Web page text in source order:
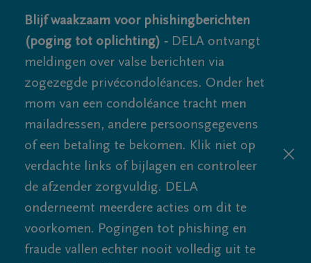
Blijf waakzaam voor phishingberichten
(poging tot oplichting) - DELA ontvangt
meldingen over valse berichten via
zogezegde privécondoléances. Onder het
mom van een condoléance tracht men
mailadressen, andere persoonsgegevens
of een betaling te bekomen. Klik niet op
verdachte links of bijlagen en controleer
de afzender zorgvuldig. DELA
onderneemt meerdere acties om dit te
voorkomen. Pogingen tot phishing en
fraude vallen echter nooit volledig uit te